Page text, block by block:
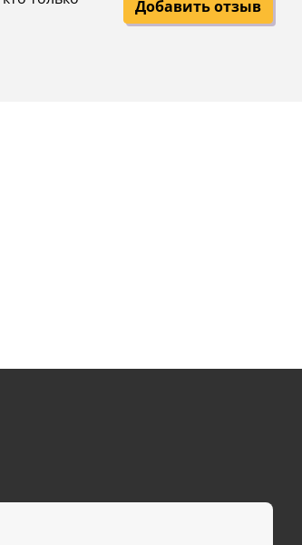
Добавить отзыв